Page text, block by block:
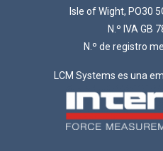
Isle of Wight, PO30
N.º IVA GB
N.º de registro
LCM Systems es una